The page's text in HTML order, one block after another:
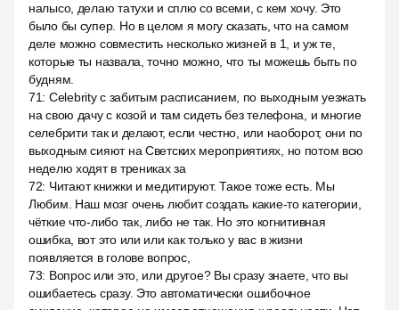
налысо, делаю татухи и сплю со всеми, с кем хочу. Это
было бы супер. Но в целом я могу сказать, что на самом
деле можно совместить несколько жизней в 1, и уж те,
которые ты назвала, точно можно, что ты можешь быть по
будням.
71: Celebrity с забитым расписанием, по выходным уезжать
на свою дачу с козой и там сидеть без телефона, и многие
селебрити так и делают, если честно, или наоборот, они по
выходным сияют на Светских мероприятиях, но потом всю
неделю ходят в трениках за
72: Читают книжки и медитируют. Такое тоже есть. Мы
Любим. Наш мозг очень любит создать какие-то категории,
чёткие что-либо так, либо не так. Но это когнитивная
ошибка, вот это или или как только у вас в жизни
появляется в голове вопрос,
73: Вопрос или это, или другое? Вы сразу знаете, что вы
ошибаетесь сразу. Это автоматически ошибочное